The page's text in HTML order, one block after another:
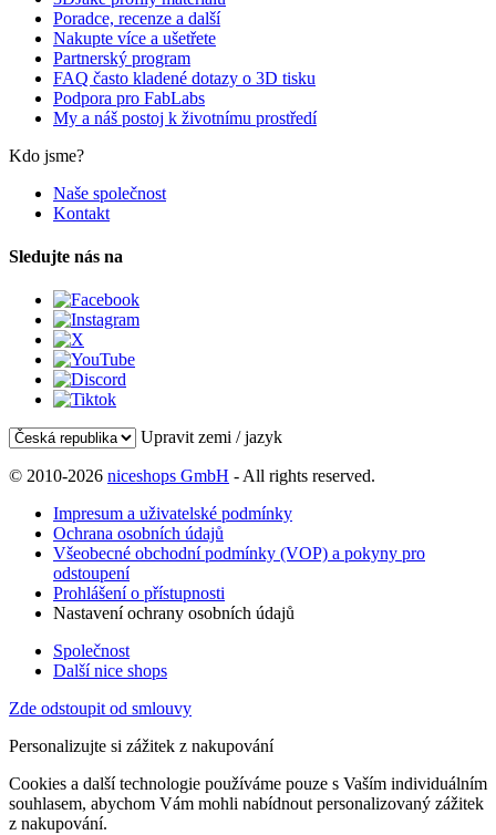
Poradce, recenze a další
Nakupte více a ušetřete
Partnerský program
FAQ často kladené dotazy o 3D tisku
Podpora pro FabLabs
My a náš postoj k životnímu prostředí
Kdo jsme?
Naše společnost
Kontakt
Sledujte nás na
Upravit zemi / jazyk
© 2010-2026 niceshops GmbH - All rights reserved.
Impresum a uživatelské podmínky
Ochrana osobních údajů
Všeobecné obchodní podmínky (VOP) a pokyny pro
odstoupení
Prohlášení o přístupnosti
Nastavení ochrany osobních údajů
Společnost
Další nice shops
Zde odstoupit od smlouvy
Personalizujte si zážitek z nakupování
Cookies a další technologie používáme pouze s Vaším individuálním
souhlasem, abychom Vám mohli nabídnout personalizovaný zážitek
z nakupování.